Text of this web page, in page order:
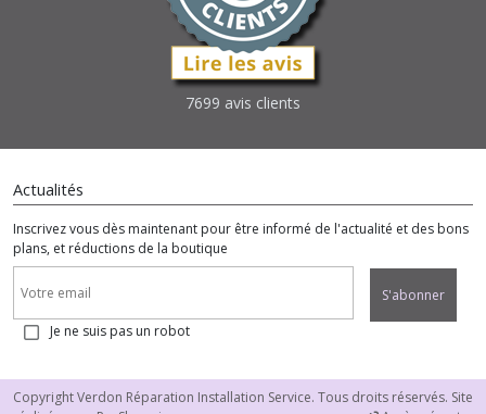
7699 avis clients
Actualités
Inscrivez vous dès maintenant pour être informé de l'actualité et des bons
plans, et réductions de la boutique
S'abonner
Je ne suis pas un robot
Copyright Verdon Réparation Installation Service. Tous droits réservés. Site